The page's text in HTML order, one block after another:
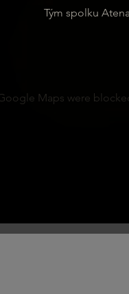
Tým spolku
Maps were